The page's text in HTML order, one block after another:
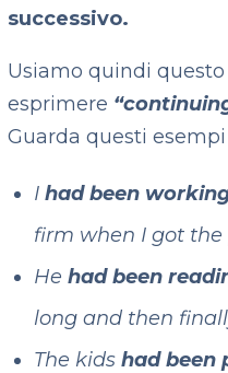
successivo.
Usiamo quindi
esprimere
Guarda questi
I had been
firm when I got the
He had been
long and then
The kids had been